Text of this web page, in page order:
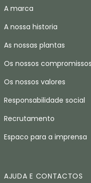
A marca
A nossa historia
As nossas plantas
Os nossos compromissos
Os nossos valores
Responsabilidade social
Recrutamento
Espaco para a imprensa
AJUDA E CONTACTOS